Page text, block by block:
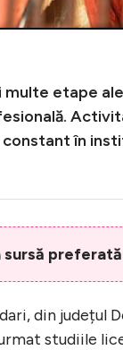
etape
în
din județul
studiile